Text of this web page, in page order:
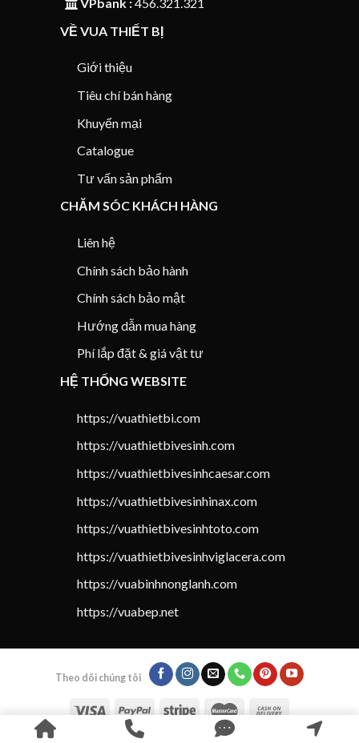
VỀ VUA THIẾT BỊ
Giới thiệu
Tiêu chí bán hàng
Khuyến mại
Catalogue
Tư vấn sản phẩm
CHĂM SÓC KHÁCH HÀNG
Liên hệ
Chính sách bảo hành
Chính sách bảo mật
Hướng dẫn mua hàng
Phí lắp đặt & giá vật tư
HỆ THỐNG WEBSITE
https://vuathietbi.com
https://vuathietbivesinh.com
https://vuathietbivesinhcaesar.com
https://vuathietbivesinhinax.com
https://vuathietbivesinhtoto.com
https://vuathietbivesinhviglacera.com
https://vuabinhnonglanh.com
https://vuabep.net
Theo dõi chúng tôi